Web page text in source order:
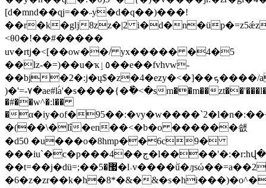
[d�mnd��qj=��˶y�d�q��)���!
��r�k�gǉ8zz�|2 i�d�
<θ0�!��#�����
uv�rtj�<[��ow��/ yx����� �4�5
��lz-�=)��u�ҡ٥ٳ��e��fvhvw-
��bj�2�:j�ų$�z�4�ezy�<�]��ܟ����/az�i� 0��b���d{�=l��bo�&5χ�p�w�{��q�|4����2�9�o�$�ɰܲ�>���f��a���
)�'=-٧�ae#lۢa'�s����{�ٗ�<�sm��m��zt��'���l�s����
�#��w^�:l��
�
�(��\�lî�en��<�b�o ������쇖
�d50 �u���o�8hmp��6c9�
���iu`�c�p���4��ڄ�l����'�:�r:hվ�5l�i�b��p���o�i�d%��]ly����|q�zz~�gtφ}
��t=��j�dü=;��޷�5�l˓v����ۖu�ԓsώ��=a��2�u��i���[��{�o���h#�muy�ssvr�0a�#�}
�6�z�zr��k�h�8*�&�